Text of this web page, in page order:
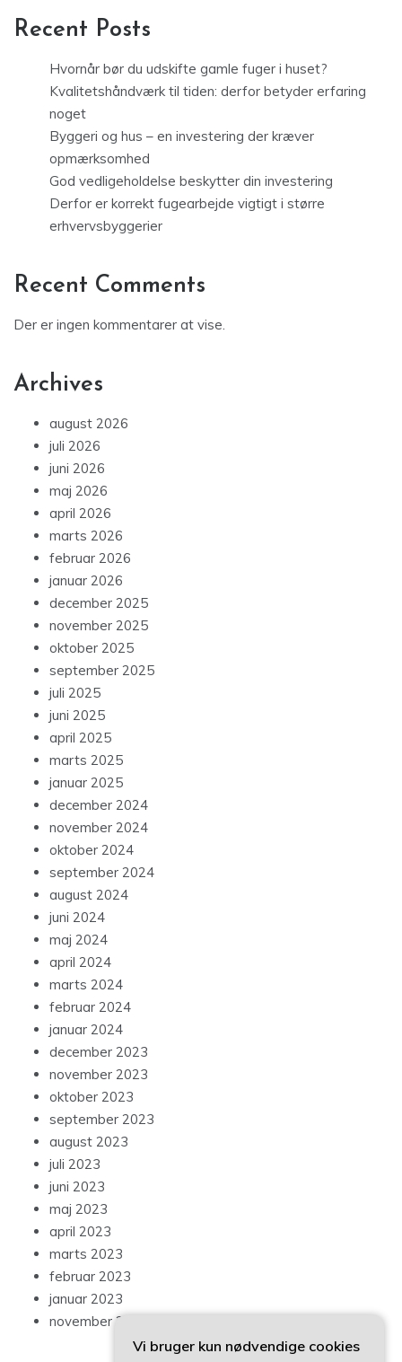
Recent Posts
Hvornår bør du udskifte gamle fuger i huset?
Kvalitetshåndværk til tiden: derfor betyder erfaring
noget
Byggeri og hus – en investering der kræver
opmærksomhed
God vedligeholdelse beskytter din investering
Derfor er korrekt fugearbejde vigtigt i større
erhvervsbyggerier
Recent Comments
Der er ingen kommentarer at vise.
Archives
august 2026
juli 2026
juni 2026
maj 2026
april 2026
marts 2026
februar 2026
januar 2026
december 2025
november 2025
oktober 2025
september 2025
juli 2025
juni 2025
april 2025
marts 2025
januar 2025
december 2024
november 2024
oktober 2024
september 2024
august 2024
juni 2024
maj 2024
april 2024
marts 2024
februar 2024
januar 2024
december 2023
november 2023
oktober 2023
september 2023
august 2023
juli 2023
juni 2023
maj 2023
april 2023
marts 2023
februar 2023
januar 2023
november 2022
Vi bruger kun nødvendige cookies